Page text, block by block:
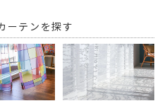
ーテンを探す